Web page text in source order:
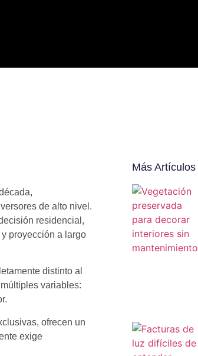
de alto nivel.
residencial,
proyección a largo
distinto al
variables:
ofrecen un
exige
Más Artículos